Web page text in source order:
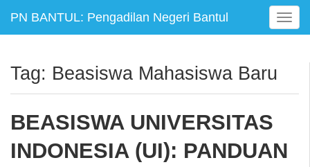
PN BANTUL: Pengadilan Negeri Bantul
T
o
e
v
i
Tag: Beasiswa Mahasiswa Baru
BEASISWA UNIVERSITAS
INDONESIA (UI): PANDUAN